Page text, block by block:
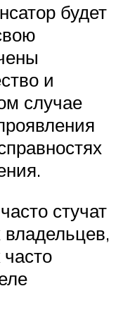
будет
и
случае
стучат
владельцев,